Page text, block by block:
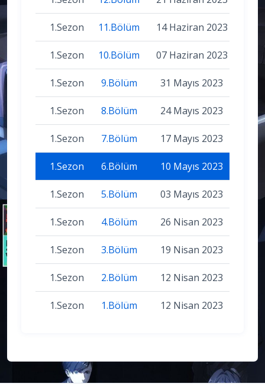
1.Sezon 11.Bölüm 14 Haziran 2023
1.Sezon 10.Bölüm 07 Haziran 2023
1.Sezon 9.Bölüm 31 Mayıs 2023
1.Sezon 8.Bölüm 24 Mayıs 2023
1.Sezon 7.Bölüm 17 Mayıs 2023
1.Sezon 6.Bölüm 10 Mayıs 2023
1.Sezon 5.Bölüm 03 Mayıs 2023
1.Sezon 4.Bölüm 26 Nisan 2023
1.Sezon 3.Bölüm 19 Nisan 2023
1.Sezon 2.Bölüm 12 Nisan 2023
1.Sezon 1.Bölüm 12 Nisan 2023